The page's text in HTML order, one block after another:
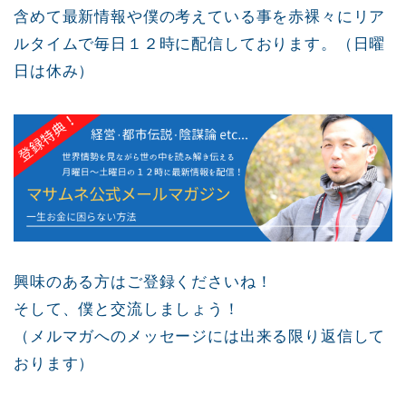
含めて最新情報や僕の考えている事を赤裸々にリア
ルタイムで毎日１２時に配信しております。（日曜
日は休み）
興味のある方はご登録くださいね！
そして、僕と交流しましょう！
（メルマガへのメッセージには出来る限り返信して
おります）